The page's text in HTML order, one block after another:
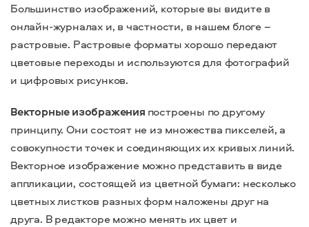
Большинство изображений, которые вы видите в
онлайн-журналах и, в частности, в нашем блоге –
растровые. Растровые форматы хорошо передают
цветовые переходы и используются для фотографий
и цифровых рисунков.
Векторные изображения построены по другому
принципу. Они состоят не из множества пикселей, а
совокупности точек и соединяющих их кривых линий.
Векторное изображение можно представить в виде
аппликации, состоящей из цветной бумаги: несколько
цветных листков разных форм наложены друг на
друга. В редакторе можно менять их цвет и